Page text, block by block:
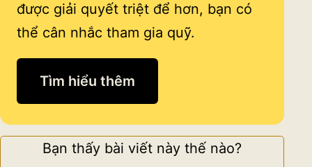
được giải quyết triệt để hơn, bạn có
thể cân nhắc tham gia quỹ.
Tìm hiểu thêm
Bạn thấy bài viết này thế nào?